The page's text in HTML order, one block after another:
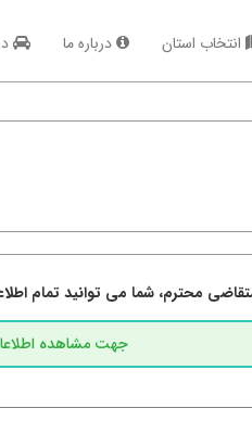
انتخاب استان درباره ما
محترم، شما می توانید تمام